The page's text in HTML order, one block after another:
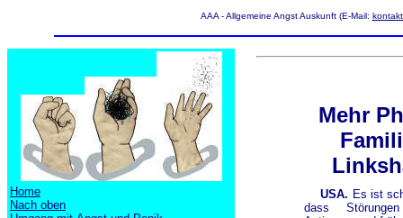
AAA - Allgemeine Angst Auskunft (E-Mail:
Home
Nach oben
Mehr
USA. Es ist
dass